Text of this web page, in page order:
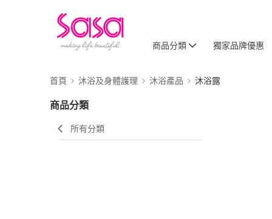
商品分類 獨家品牌優惠
首頁 沐浴及身體護理 沐浴產品 沐浴露
商品分類
所有分類